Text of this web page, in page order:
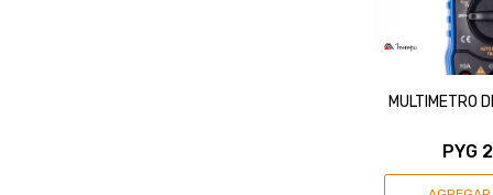
MULTIMETRO
PYG